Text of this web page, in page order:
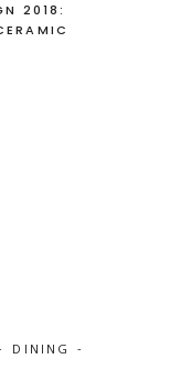
2018:
DINING